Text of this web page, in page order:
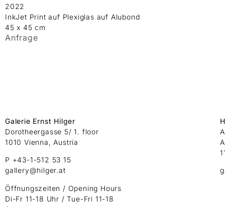
2022
InkJet Print auf Plexiglas auf Alubond
45 x 45 cm
Anfrage
Galerie Ernst Hilger
Dorotheergasse 5/ 1. floor
1010 Vienna, Austria
P +43-1-512 53 15
gallery@hilger.at
Öffnungszeiten / Opening Hours
Di-Fr 11-18 Uhr / Tue-Fri 11-18